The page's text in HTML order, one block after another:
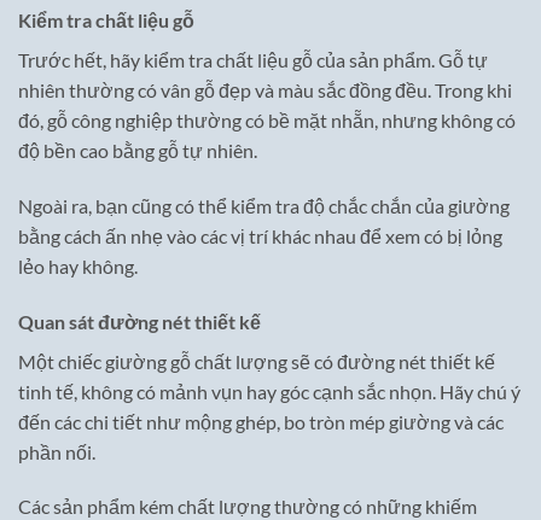
Kiểm tra chất liệu gỗ
Trước hết, hãy kiểm tra chất liệu gỗ của sản phẩm. Gỗ tự
nhiên thường có vân gỗ đẹp và màu sắc đồng đều. Trong khi
đó, gỗ công nghiệp thường có bề mặt nhẵn, nhưng không có
độ bền cao bằng gỗ tự nhiên.
Ngoài ra, bạn cũng có thể kiểm tra độ chắc chắn của giường
bằng cách ấn nhẹ vào các vị trí khác nhau để xem có bị lỏng
lẻo hay không.
Quan sát đường nét thiết kế
Một chiếc giường gỗ chất lượng sẽ có đường nét thiết kế
tinh tế, không có mảnh vụn hay góc cạnh sắc nhọn. Hãy chú ý
đến các chi tiết như mộng ghép, bo tròn mép giường và các
phần nối.
Các sản phẩm kém chất lượng thường có những khiếm